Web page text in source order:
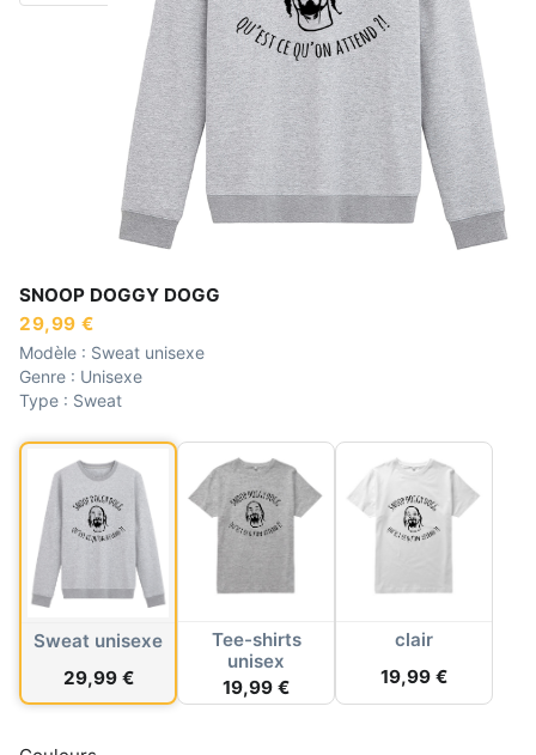
SNOOP DOGGY DOGG
29,99 €
Modèle : Sweat unisexe
Genre : Unisexe
Type : Sweat
Sweat unisexe
29,99 €
Tee-shirts
unisex
19,99 €
clair
19,99 €